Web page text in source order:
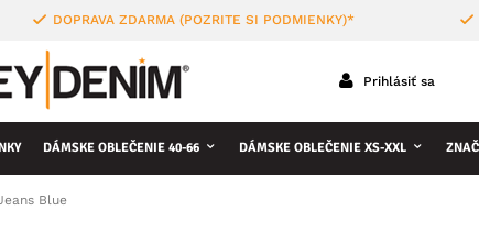
DOPRAVA ZDARMA (POZRITE SI PODMIENKY)*
Prihlásiť sa
DÁMSKE OBLEČENIE 40-66 DÁMSKE OBLEČENIE XS-XXL
Blue